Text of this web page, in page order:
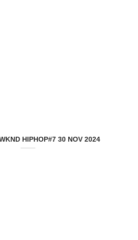
HIPHOP#7 30 NOV 2024